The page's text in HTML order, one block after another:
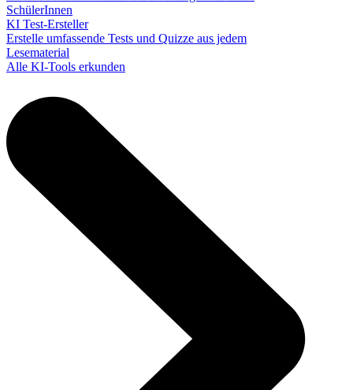
SchülerInnen
KI Test-Ersteller
Erstelle umfassende Tests und Quizze aus jedem
Lesematerial
Alle KI-Tools erkunden